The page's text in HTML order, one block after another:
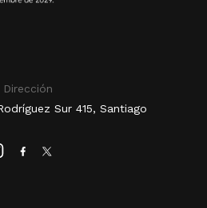
Dirección
Sur 415, Santiago